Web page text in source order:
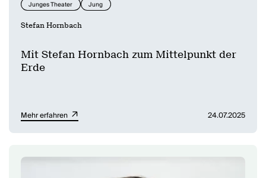
Junges Theater Jung
Stefan Hornbach
Mit Stefan Hornbach zum Mittelpunkt der
Erde
Mehr erfahren 24.07.2025